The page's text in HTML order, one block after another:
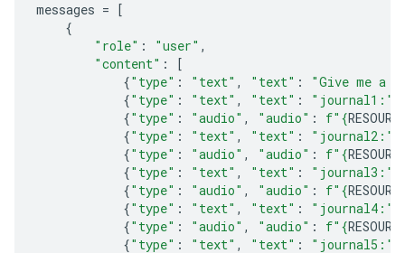
messages = [
{
"role" : "user" ,
"content" :
[
{"type" : "text" , "text" :
"Give me a
{"type" : "text" , "text" : "journal1:"
{"type" : "audio" , "audio" : f" {
{"type" : "text" , "text" : "journal2:"
{"type" : "audio" , "audio" : f" {
{"type" : "text" , "text" : "journal3:"
{"type" : "audio" , "audio" : f" {
{"type" : "text" , "text" : "journal4:"
{"type" : "audio" , "audio" : f" {
{"type" : "text" , "text" : "journal5:"